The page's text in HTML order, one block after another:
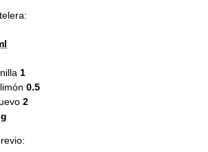
1
0.5
2
g